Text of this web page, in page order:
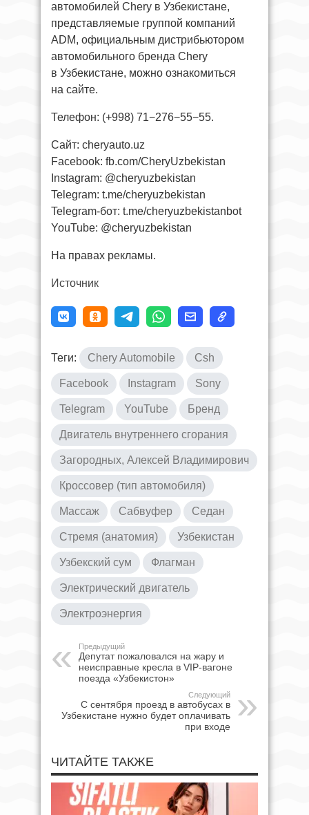
автомобилей Chery в Узбекистане,
представляемые группой компаний
ADM, официальным дистрибьютором
автомобильного бренда Chery
в Узбекистане, можно ознакомиться
на сайте.
Телефон: (+998) 71−276−55−55.
Cайт: cheryauto.uz
Facebook: fb.com/CheryUzbekistan
Instagram: @cheryuzbekistan
Telegram: t.me/cheryuzbekistan
Telegram-бот: t.me/cheryuzbekistanbot
YouTube: @cheryuzbekistan
На правах рекламы.
Источник
Теги: Chery Automobile Csh
Facebook Instagram Sony
Telegram YouTube Бренд
Двигатель внутреннего сгорания
Загородных, Алексей Владимирович
Кроссовер (тип автомобиля)
Массаж Сабвуфер Седан
Стремя (анатомия) Узбекистан
Узбекский сум Флагман
Электрический двигатель
Электроэнергия
Предыдущий
Депутат пожаловался на жару и
неисправные кресла в VIP-вагоне
поезда «Узбекистон»
Следующий
С сентября проезд в автобусах в
Узбекистане нужно будет оплачивать
при входе
ЧИТАЙТЕ ТАКЖЕ